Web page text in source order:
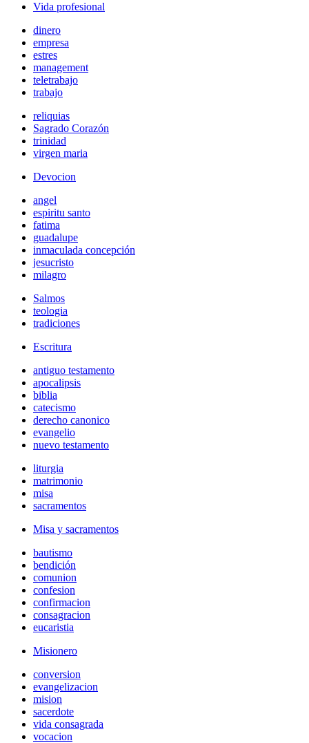
Vida profesional
dinero
empresa
estres
management
teletrabajo
trabajo
reliquias
Sagrado Corazón
trinidad
virgen maria
Devocion
angel
espiritu santo
fatima
guadalupe
inmaculada concepción
jesucristo
milagro
Salmos
teologia
tradiciones
Escritura
antiguo testamento
apocalipsis
biblia
catecismo
derecho canonico
evangelio
nuevo testamento
liturgia
matrimonio
misa
sacramentos
Misa y sacramentos
bautismo
bendición
comunion
confesion
confirmacion
consagracion
eucaristia
Misionero
conversion
evangelizacion
mision
sacerdote
vida consagrada
vocacion